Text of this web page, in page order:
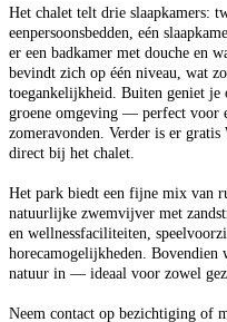
Het chalet telt drie slaapkamers:
eenpersoonsbedden, eén
er een badkamer met douche en
bevindt zich op één niveau, wat
toegankelijkheid. Buiten geniet je
groene omgeving — perfect voor
zomeravonden. Verder is er
direct bij het chalet.
Het park biedt een fijne mix van
natuurlijke zwemvijver met
en wellnessfaciliteiten,
horecamogelijkheden.
natuur in — ideaal voor zowel
Neem contact op bezichtiging of